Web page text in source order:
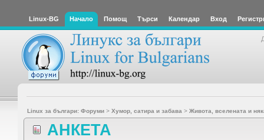
Linux-BG Начало Помощ Търси Календар Вход
Linux за българи: Форуми> Хумор, сатира и забава > Живота, вселената и
АНКЕТА